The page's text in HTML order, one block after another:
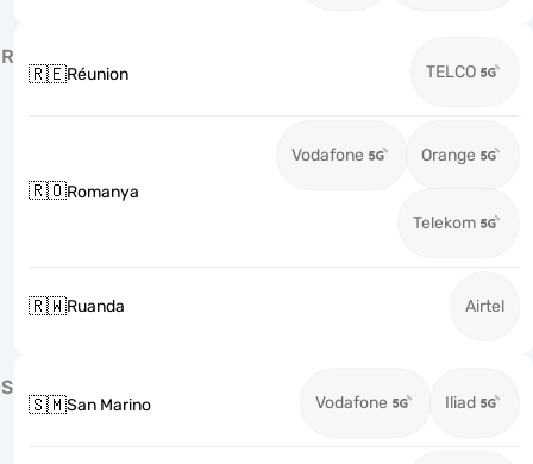
R
🇷🇪Réunion TELCO
🇷🇴Romanya
Vodafone Orange
Telekom
🇷🇼Ruanda Airtel
S
🇸🇲San Marino Vodafone Iliad